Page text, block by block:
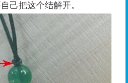
己把这个结解开。